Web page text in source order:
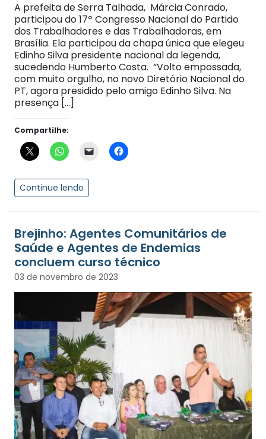
A prefeita de Serra Talhada, Márcia Conrado,
participou do 17º Congresso Nacional do Partido
dos Trabalhadores e das Trabalhadoras, em
Brasília. Ela participou da chapa única que elegeu
Edinho Silva presidente nacional da legenda,
sucedendo Humberto Costa. “Volto empossada,
com muito orgulho, no novo Diretório Nacional do
PT, agora presidido pelo amigo Edinho Silva. Na
presença […]
Compartilhe:
Continue lendo
Brejinho: Agentes Comunitários de
Saúde e Agentes de Endemias
concluem curso técnico
03 de novembro de 2023